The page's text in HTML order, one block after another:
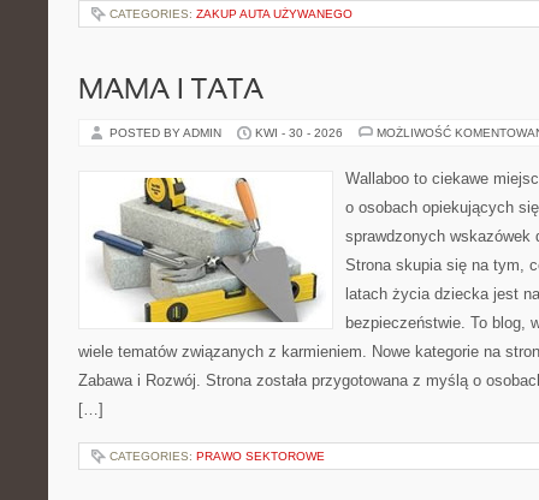
CATEGORIES: ZAKUP AUTA UŻYWANEGO
MAMA I TATA
POSTED BY ADMIN KWI - 30 - 2026 MOŻLIWOŚĆ
Wallaboo to ciekawe
o osobach opiekujących
sprawdzonych wskazówek
Strona skupia się na tym,
latach życia dziecka jest
bezpieczeństwie. To blog,
wiele tematów związanych z karmieniem. Nowe kategorie na
Zabawa i Rozwój. Strona została przygotowana z myślą o
[…]
CATEGORIES: PRAWO SEKTOROWE